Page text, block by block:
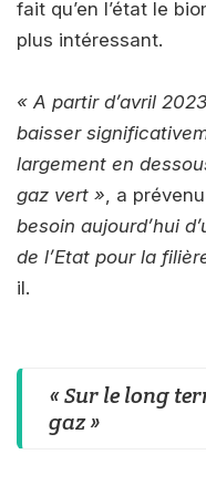
fait qu’en l’état le
plus intéressant.
« A partir d’avril
baisser
largement en
gaz vert » , a
besoin aujourd’hui
de l’Etat pour la
il.
« Sur le long
gaz »